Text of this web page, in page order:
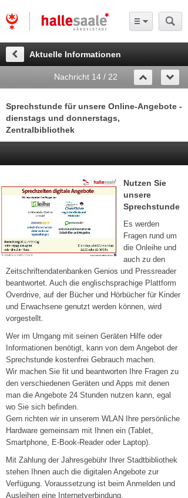
Aktuelle Informationen
Nachricht 14 / 22
Sprechstunde für unsere Online-Angebote -
dienstags und donnerstags,
Zentralbibliothek
Nutzen Sie
unsere
Sprechstunde
Es werden
Fragen rund um
die Onleihe und
auch zu den
Zeitschriftendatenbanken Genios und Pressreader
beantwortet. Auch die englischsprachige Plattform
Overdrive, auf der Bücher und Hörbücher für Kinder
und Erwachsene genutzt werden können, wird
vorgestellt.
Wer im Umgang mit seinen Geräten Hilfe oder
Informationen benötigt, kann von dem Angebot der
Sprechstunde kostenfrei Gebrauch machen.
Wir machen Sie fit und beantworten Ihre Fragen zu
den verschiedenen Geräten und Apps mit denen
man die Angebote 24 Stunden nutzen kann, egal
wo Sie sich befinden.
Gern richten wir in unserem WLAN Ihre persönliche
Hardware gemeinsam mit Ihnen ein (Tablet,
Smartphone, E-Book-Reader oder Laptop).
Mit Zahlung der Jahresgebühr Ihrer Stadtbibliothek
stehen Ihnen auch die digitalen Angebote zur
Verfügung. Voraussetzung ist beim Anmelden und
Ausleihen eine Internetverbindung.